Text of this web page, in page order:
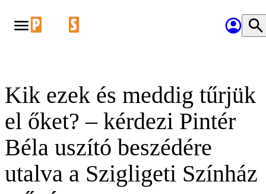
Kik ezek és meddig tűrjük
el őket? – kérdezi Pintér
Béla uszító beszédére
utalva a Szigligeti Színház